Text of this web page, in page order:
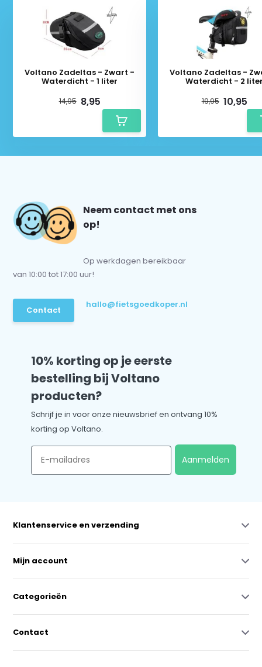
Voltano Zadeltas - Zwart -
Waterdicht - 1 liter
14,95 8,95
Voltano Zadeltas -
Waterdicht - 2
19,95 10,95
Neem contact met ons
op!
Op werkdagen bereikbaar
van 10:00 tot 17:00 uur!
Contact
hallo@fietsgoedkoper.nl
10% korting op je eerste
bestelling bij Voltano
producten?
Schrijf je in voor onze nieuwsbrief en ontvang 10%
korting op Voltano.
Email
Aanmelden
Klantenservice en verzending
Mijn account
Categorieën
Contact